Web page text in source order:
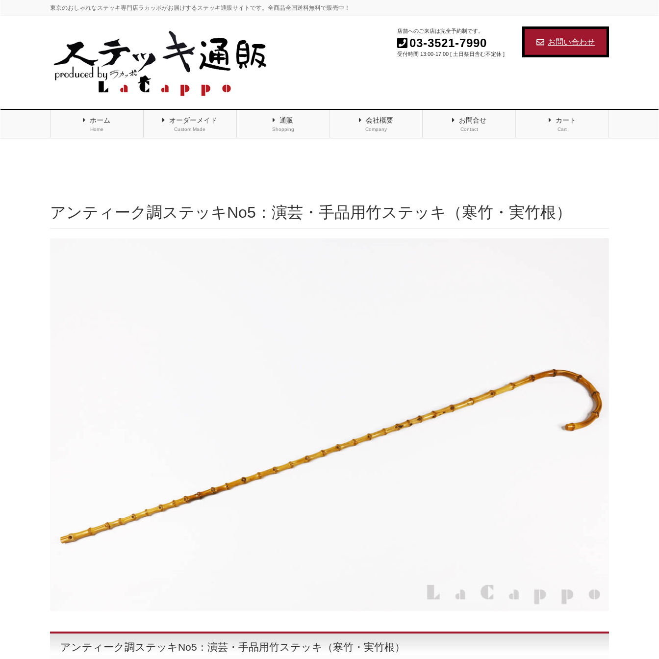
東京のおしゃれなステッキ専門店ラカッポがお届けするステッキ通販サイトです。全商品全国送料無料で販売中！
店舗へのご来店は完全予約制です。
03-3521-7990
受付時間 13:00-17:00 [ 土日祭日含む不定休 ]
お問い合わせ
ホーム
Home
オーダーメイド
Custom Made
通販
Shopping
会社概要
Company
お問合せ
Contact
カート
Cart
アンティーク調ステッキNo5：演芸・手品用竹ステッキ（寒竹・実竹根）
アンティーク調ステッキNo5：演芸・手品用竹ステッキ（寒竹・実竹根）